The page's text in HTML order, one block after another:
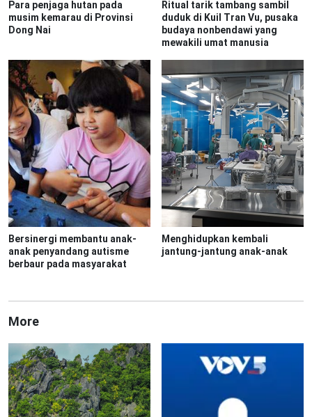
Para penjaga hutan pada
musim kemarau di Provinsi
Dong Nai
Ritual tarik tambang sambil
duduk di Kuil Tran Vu, pusaka
budaya nonbendawi yang
mewakili umat manusia
Bersinergi membantu anak-
anak penyandang autisme
berbaur pada masyarakat
Menghidupkan kembali
jantung-jantung anak-anak
More